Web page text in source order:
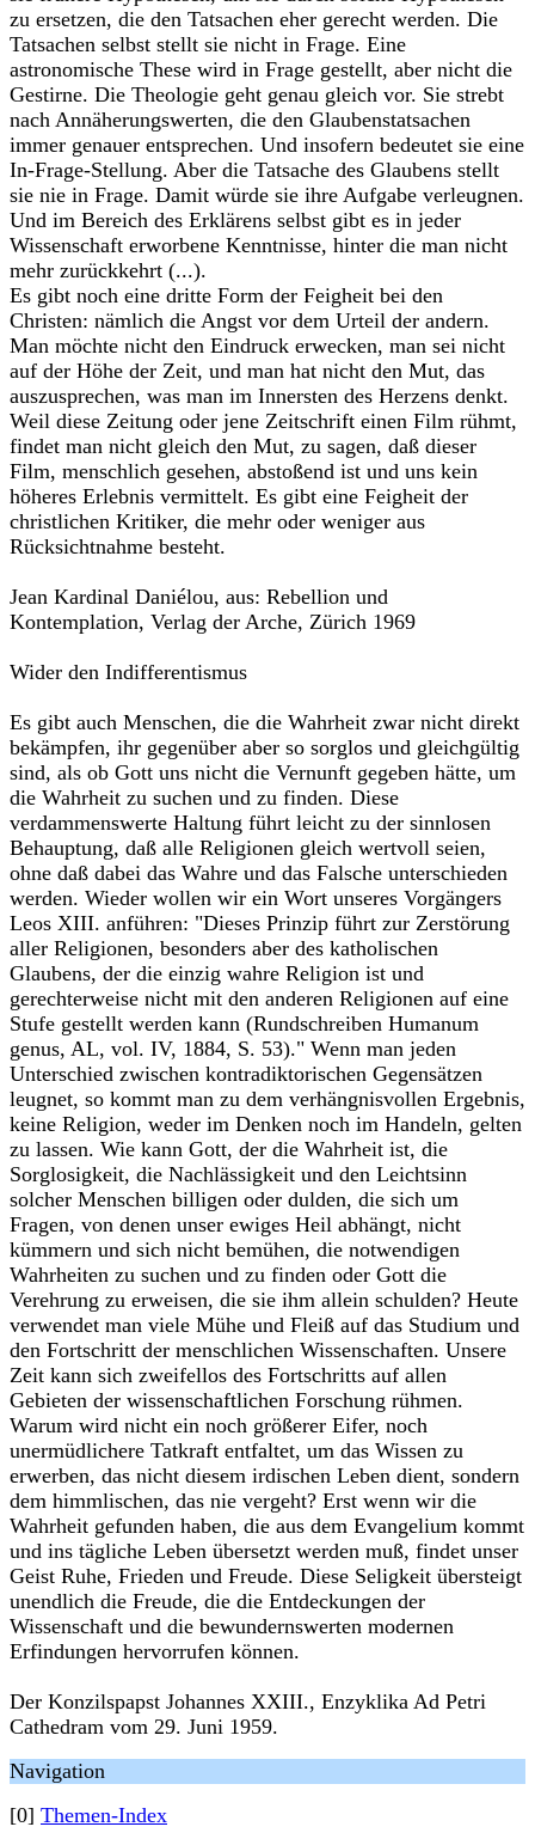
zu ersetzen, die den Tatsachen eher gerecht werden. Die
Tatsachen selbst stellt sie nicht in Frage. Eine
astronomische These wird in Frage gestellt, aber nicht die
Gestirne. Die Theologie geht genau gleich vor. Sie strebt
nach Annäherungswerten, die den Glaubenstatsachen
immer genauer entsprechen. Und insofern bedeutet sie eine
In-Frage-Stellung. Aber die Tatsache des Glaubens stellt
sie nie in Frage. Damit würde sie ihre Aufgabe verleugnen.
Und im Bereich des Erklärens selbst gibt es in jeder
Wissenschaft erworbene Kenntnisse, hinter die man nicht
mehr zurückkehrt (...).
Es gibt noch eine dritte Form der Feigheit bei den
Christen: nämlich die Angst vor dem Urteil der andern.
Man möchte nicht den Eindruck erwecken, man sei nicht
auf der Höhe der Zeit, und man hat nicht den Mut, das
auszusprechen, was man im Innersten des Herzens denkt.
Weil diese Zeitung oder jene Zeitschrift einen Film rühmt,
findet man nicht gleich den Mut, zu sagen, daß dieser
Film, menschlich gesehen, abstoßend ist und uns kein
höheres Erlebnis vermittelt. Es gibt eine Feigheit der
christlichen Kritiker, die mehr oder weniger aus
Rücksichtnahme besteht.
Jean Kardinal Daniélou, aus: Rebellion und
Kontemplation, Verlag der Arche, Zürich 1969
Wider den Indifferentismus
Es gibt auch Menschen, die die Wahrheit zwar nicht direkt
bekämpfen, ihr gegenüber aber so sorglos und gleichgültig
sind, als ob Gott uns nicht die Vernunft gegeben hätte, um
die Wahrheit zu suchen und zu finden. Diese
verdammenswerte Haltung führt leicht zu der sinnlosen
Behauptung, daß alle Religionen gleich wertvoll seien,
ohne daß dabei das Wahre und das Falsche unterschieden
werden. Wieder wollen wir ein Wort unseres Vorgängers
Leos XIII. anführen: "Dieses Prinzip führt zur Zerstörung
aller Religionen, besonders aber des katholischen
Glaubens, der die einzig wahre Religion ist und
gerechterweise nicht mit den anderen Religionen auf eine
Stufe gestellt werden kann (Rundschreiben Humanum
genus, AL, vol. IV, 1884, S. 53)." Wenn man jeden
Unterschied zwischen kontradiktorischen Gegensätzen
leugnet, so kommt man zu dem verhängnisvollen Ergebnis,
keine Religion, weder im Denken noch im Handeln, gelten
zu lassen. Wie kann Gott, der die Wahrheit ist, die
Sorglosigkeit, die Nachlässigkeit und den Leichtsinn
solcher Menschen billigen oder dulden, die sich um
Fragen, von denen unser ewiges Heil abhängt, nicht
kümmern und sich nicht bemühen, die notwendigen
Wahrheiten zu suchen und zu finden oder Gott die
Verehrung zu erweisen, die sie ihm allein schulden? Heute
verwendet man viele Mühe und Fleiß auf das Studium und
den Fortschritt der menschlichen Wissenschaften. Unsere
Zeit kann sich zweifellos des Fortschritts auf allen
Gebieten der wissenschaftlichen Forschung rühmen.
Warum wird nicht ein noch größerer Eifer, noch
unermüdlichere Tatkraft entfaltet, um das Wissen zu
erwerben, das nicht diesem irdischen Leben dient, sondern
dem himmlischen, das nie vergeht? Erst wenn wir die
Wahrheit gefunden haben, die aus dem Evangelium kommt
und ins tägliche Leben übersetzt werden muß, findet unser
Geist Ruhe, Frieden und Freude. Diese Seligkeit übersteigt
unendlich die Freude, die die Entdeckungen der
Wissenschaft und die bewundernswerten modernen
Erfindungen hervorrufen können.
Der Konzilspapst Johannes XXIII., Enzyklika Ad Petri
Cathedram vom 29. Juni 1959.
Navigation
[0] Themen-Index